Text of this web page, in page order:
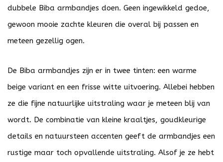
dubbele Biba armbandjes doen. Geen ingewikkeld gedoe,
gewoon mooie zachte kleuren die overal bij passen en
meteen gezellig ogen.
De Biba armbandjes zijn er in twee tinten: een warme
beige variant en een frisse witte uitvoering. Allebei hebben
ze die fijne natuurlijke uitstraling waar je meteen blij van
wordt. De combinatie van kleine kraaltjes, goudkleurige
details en natuursteen accenten geeft de armbandjes een
rustige maar toch opvallende uitstraling. Alsof je ze hebt